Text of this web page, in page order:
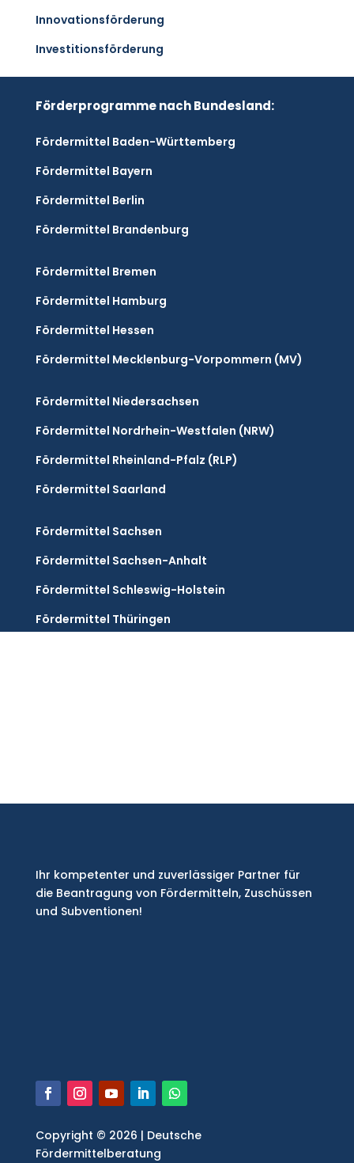
Innovationsförderung
Investitionsförderung
Förderprogramme nach Bundesland:
Fördermittel Baden-Württemberg
Fördermittel Bayern
Fördermittel Berlin
Fördermittel Brandenburg
Fördermittel Bremen
Fördermittel Hamburg
Fördermittel Hessen
Fördermittel Mecklenburg-Vorpommern (MV)
Fördermittel Niedersachsen
Fördermittel Nordrhein-Westfalen (NRW)
Fördermittel Rheinland-Pfalz (RLP)
Fördermittel Saarland
Fördermittel Sachsen
Fördermittel Sachsen-Anhalt
Fördermittel Schleswig-Holstein
Fördermittel Thüringen
Ihr kompetenter und zuverlässiger Partner für
die Beantragung von Fördermitteln, Zuschüssen
und Subventionen!
Copyright © 2026 | Deutsche
Fördermittelberatung